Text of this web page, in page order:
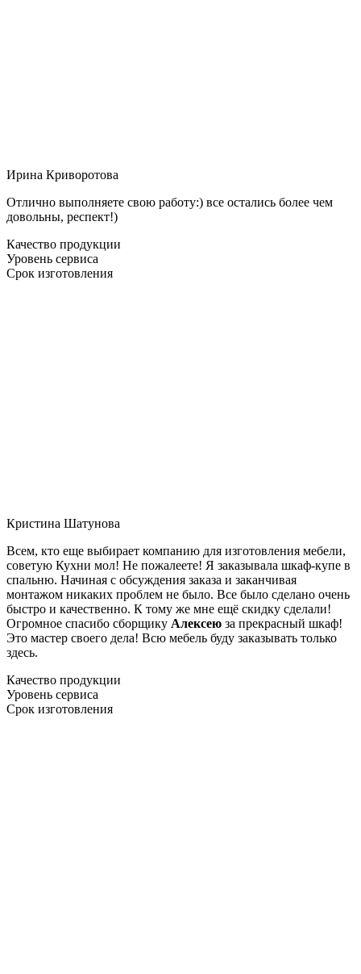
Ирина Криворотова
Отлично выполняете свою работу:) все остались более чем
довольны, респект!)
Качество продукции
Уровень сервиса
Срок изготовления
Кристина Шатунова
Всем, кто еще выбирает компанию для изготовления мебели,
советую Кухни мол! Не пожалеете! Я заказывала шкаф-купе в
спальню. Начиная с обсуждения заказа и заканчивая
монтажом никаких проблем не было. Все было сделано очень
быстро и качественно. К тому же мне ещё скидку сделали!
Огромное спасибо сборщику Алексею за прекрасный шкаф!
Это мастер своего дела! Всю мебель буду заказывать только
здесь.
Качество продукции
Уровень сервиса
Срок изготовления